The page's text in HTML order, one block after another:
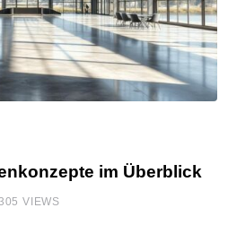
im Überblick
VIEWS